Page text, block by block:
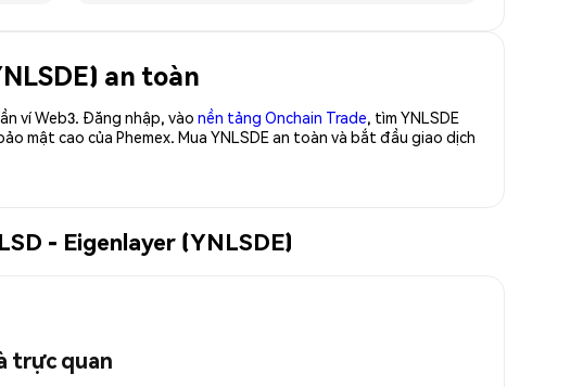
an toàn
ví Web3. Đăng nhập, vào nền tảng Onchain Trade, tìm YNLSDE
mật cao của Phemex. Mua YNLSDE an toàn và bắt đầu giao dịch
- Eigenlayer (YNLSDE)
trực quan